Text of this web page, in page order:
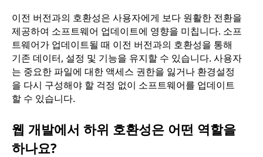
이전 버전과의 호환성은 사용자에게 보다 원활한 전환을
제공하여 소프트웨어 업데이트에 영향을 미칩니다. 소프
트웨어가 업데이트될 때 이전 버전과의 호환성을 통해
기존 데이터, 설정 및 기능을 유지할 수 있습니다. 사용자
는 중요한 파일에 대한 액세스 권한을 잃거나 환경설정
을 다시 구성해야 할 걱정 없이 소프트웨어를 업데이트
할 수 있습니다.
웹 개발에서 하위 호환성은 어떤 역할을
하나요?